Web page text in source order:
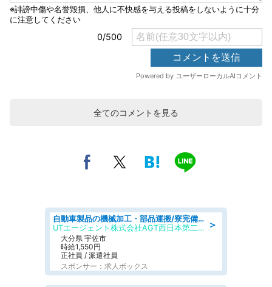
全てのコメントを見る
＞
自動車製品の機械加工・部品運搬/寮完備/日払い/工場・製造
UTエージェント株式会社AGT西日本第二CU
大分県 宇佐市
時給1,550円
正社員 / 派遣社員
スポンサー：求人ボックス